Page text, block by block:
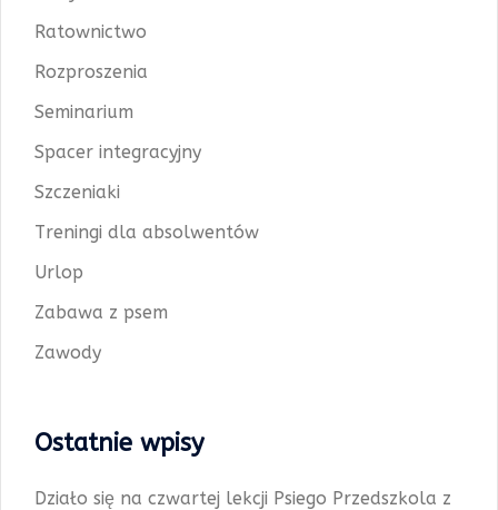
Ratownictwo
Rozproszenia
Seminarium
Spacer integracyjny
Szczeniaki
Treningi dla absolwentów
Urlop
Zabawa z psem
Zawody
Ostatnie wpisy
Działo się na czwartej lekcji Psiego Przedszkola z